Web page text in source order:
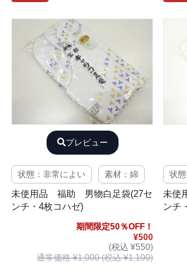
プレビュー
状態：非常によい 素材：綿
未使用品 福助 男物白足袋(27セ
ンチ・4枚コハゼ)
期間限定50％OFF！
¥500
(税込 ¥550)
通常価格 ¥1,000 (税込 ¥1,100)
状
未使
ンチ